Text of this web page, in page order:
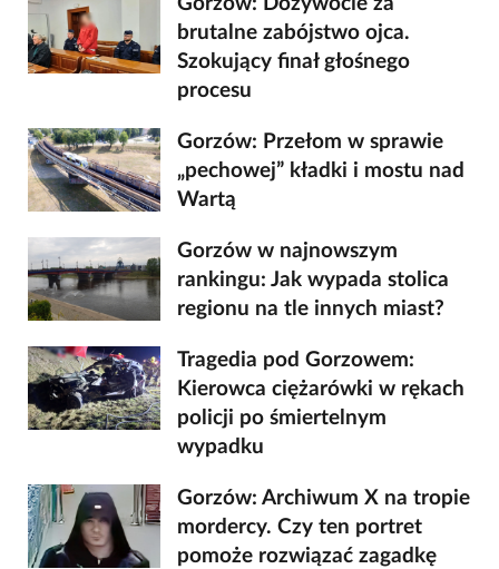
Gorzów: Dożywocie za
brutalne zabójstwo ojca.
Szokujący finał głośnego
procesu
Gorzów: Przełom w sprawie
„pechowej” kładki i mostu nad
Wartą
Gorzów w najnowszym
rankingu: Jak wypada stolica
regionu na tle innych miast?
Tragedia pod Gorzowem:
Kierowca ciężarówki w rękach
policji po śmiertelnym
wypadku
Gorzów: Archiwum X na tropie
mordercy. Czy ten portret
pomoże rozwiązać zagadkę